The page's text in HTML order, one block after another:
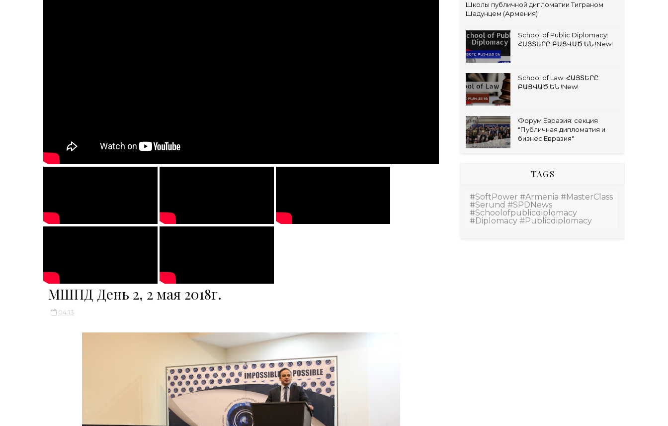
МШПД День 2, 2 мая 2018г.
04:13
Школы публичной дипломатии Тиграном
Шадунцем (Армения)
School of Public Diplomacy:
ՀԱՅՏԵՐԸ ԲԱՑՎԱԾ ԵՆ !New!
School of Law: ՀԱՅՏԵՐԸ
ԲԱՑՎԱԾ ԵՆ !New!
Форум Евразия: секция
"Публичная дипломатия и
бизнес Евразия"
TAGS
#SoftPower #Armenia #MasterClass
#Serund #SPDNews
#schoolofpublicdiplomacy
#diplomacy #publicdiplomacy